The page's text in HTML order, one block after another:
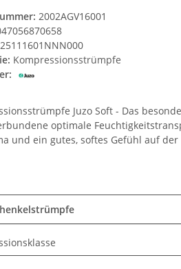
2002AGV16001
Kompressionsstrümpfe
Juzo Soft - Das
optimale
und ein gutes, softes Gefühl auf der